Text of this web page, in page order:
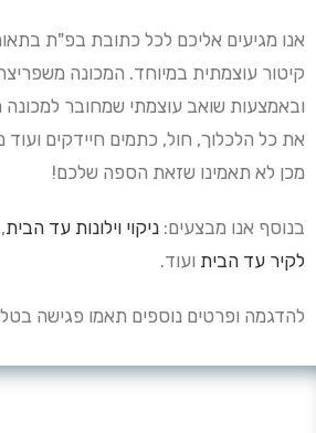
אנו מגיעים אליכם לכל כתובת בפ"ת
קיטור עוצמתית במיוחד. המכונה
ובאמצעות שואב עוצמתי שמחובר למכונה
את כל הלכלוך, חול, כתמים חיידקים
מכן לא תאמינו שזאת הספה שלכם!
בנוסף אנו מבצעים: ניקוי וילונות עד הבית,
לקיר עד הבית ועוד.
להדגמה ופרטים נוספים תאמו פגישה